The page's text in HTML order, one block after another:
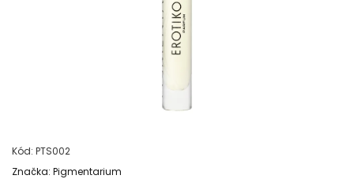
Kód: PTS002
Značka: Pigmentarium